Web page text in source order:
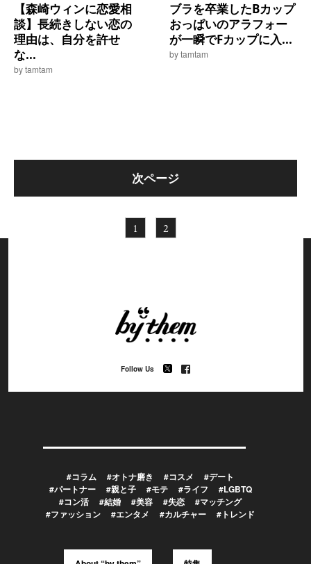
【森崎ウィンに恋愛相
談】長続きしない恋の
理由は、自分を許せ
な...
by tamtam
ブラを卒業したBカップ
おっぱいのアラフォー
が一瞬でFカップに入...
by tamtam
次ページ
1 2
Follow Us
#コラム #オトナ磨き #コスメ
#デート
#パートナー
#親と子 #モテ #ライフ
#LGBTQ
#コン活
#結婚 #美容 #失恋
#マッチング
#ファッション
#エンタメ #カルチャー #トレンド